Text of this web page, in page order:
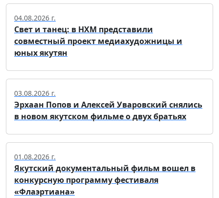
04.08.2026 г.
Свет и танец: в НХМ представили
совместный проект медиахудожницы и
юных якутян
03.08.2026 г.
Эрхаан Попов и Алексей Уваровский снялись
в новом якутском фильме о двух братьях
01.08.2026 г.
Якутский документальный фильм вошел в
конкурсную программу фестиваля
«Флаэртиана»